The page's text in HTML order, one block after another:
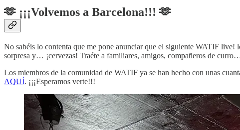
🫶 ¡¡¡Volvemos a Barcelona!!! 🫶
No sabéis lo contenta que me pone anunciar que el siguiente WATIF
sorpresa y… ¡cervezas! Traéte a familiares, amigos, compañeros de
Los miembros de la comunidad de WATIF ya se han hecho con unas
AQUÍ. ¡¡¡Esperamos verte!!!